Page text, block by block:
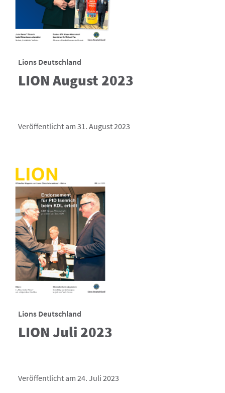
Lions Deutschland
LION August 2023
Veröffentlicht am 31. August 2023
Lions Deutschland
LION Juli 2023
Veröffentlicht am 24. Juli 2023